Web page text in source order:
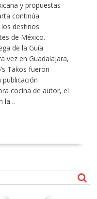
y propuestas
continúa
destinos
de México.
de la Guía
vez en Guadalajara,
Takos fueron
cocina de autor, el
la…